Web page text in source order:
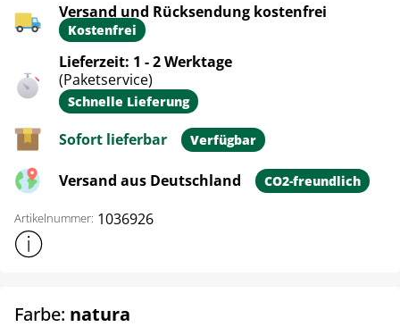
Versand und Rücksendung kostenfrei
Kostenfrei
Lieferzeit: 1 - 2 Werktage
(Paketservice)
Schnelle Lieferung
Sofort lieferbar Verfügbar
Versand aus Deutschland CO2-freundlich
Artikelnummer: 1036926
Weitere Produktinformationen anzeigen
Farbe: natura